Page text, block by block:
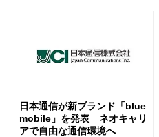
日本通信が新ブランド「blue
mobile」を発表 ネオキャリ
アで自由な通信環境へ